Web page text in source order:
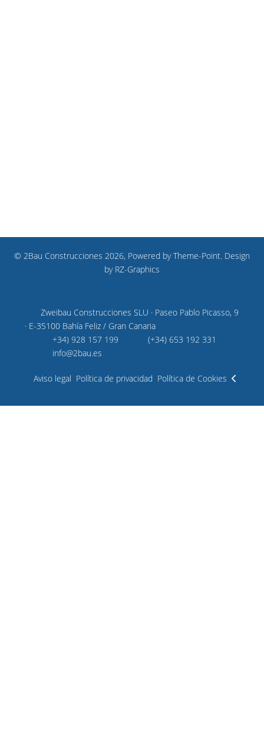
© 2Bau Construcciones 2026, Powered byTheme-Point. Design
by RZ-Graphics
Zweibau Construcciones SLU · Paseo Pablo Picasso, 9
· E-35100 Bahía Feliz / Gran Canaria
+34) 928 157 199
(+34) 653 192 331
info@2bau.es
Aviso legal Política de privacidad Política de Cookies